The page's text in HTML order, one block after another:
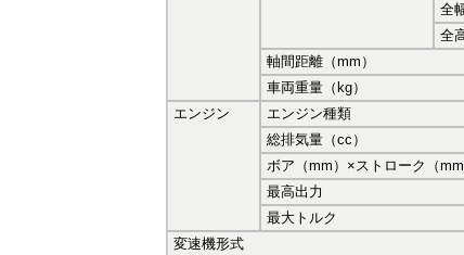
全
全
軸間距離（mm）
車両重量（kg）
エンジン
エンジン種類
総排気量（cc）
ボア（mm）×ストローク（mm
最高出力
最大トルク
変速機形式